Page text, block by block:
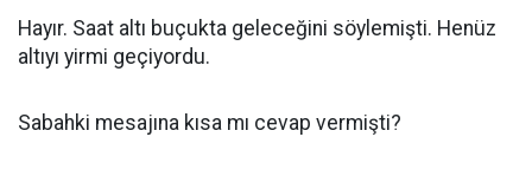
Hayır. Saat altı buçukta geleceğini söylemişti. Henüz
altıyı yirmi geçiyordu.
Sabahki mesajına kısa mı cevap vermişti?